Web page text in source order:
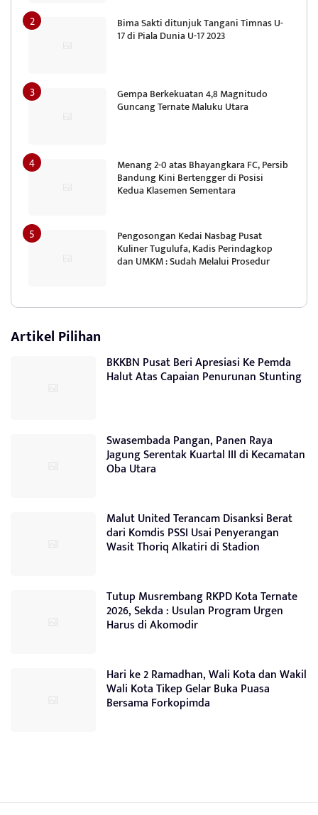
Bima Sakti ditunjuk Tangani Timnas U-
17 di Piala Dunia U-17 2023
Gempa Berkekuatan 4,8 Magnitudo
Guncang Ternate Maluku Utara
Menang 2-0 atas Bhayangkara FC, Persib
Bandung Kini Bertengger di Posisi
Kedua Klasemen Sementara
Pengosongan Kedai Nasbag Pusat
Kuliner Tugulufa, Kadis Perindagkop
dan UMKM : Sudah Melalui Prosedur
Artikel Pilihan
BKKBN Pusat Beri Apresiasi Ke Pemda
Halut Atas Capaian Penurunan Stunting
Swasembada Pangan, Panen Raya
Jagung Serentak Kuartal III di Kecamatan
Oba Utara
Malut United Terancam Disanksi Berat
dari Komdis PSSI Usai Penyerangan
Wasit Thoriq Alkatiri di Stadion
Tutup Musrembang RKPD Kota Ternate
2026, Sekda : Usulan Program Urgen
Harus di Akomodir
Hari ke 2 Ramadhan, Wali Kota dan Wakil
Wali Kota Tikep Gelar Buka Puasa
Bersama Forkopimda